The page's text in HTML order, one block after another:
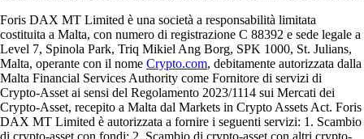
Foris DAX MT Limited è una società a responsabilità limitata
costituita a Malta, con numero di registrazione C 88392 e sede legale a
Level 7, Spinola Park, Triq Mikiel Ang Borg, SPK 1000, St. Julians,
Malta, operante con il nome Crypto.com, debitamente autorizzata dalla
Malta Financial Services Authority come Fornitore di servizi di
Crypto-Asset ai sensi del Regolamento 2023/1114 sui Mercati dei
Crypto-Asset, recepito a Malta dal Markets in Crypto Assets Act. Foris
DAX MT Limited è autorizzata a fornire i seguenti servizi: 1. Scambio
di crypto-asset con fondi; 2. Scambio di crypto-asset con altri crypto-